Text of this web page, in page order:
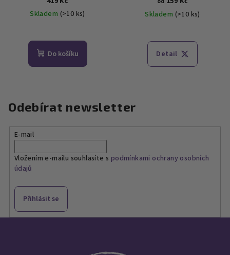
Skladem (>10 ks)
hodnocení
produktu
hvězdiček.
Do košíku
Skladem (>10 ks)
hodnocení
produktu
Detail
Odebírat newsletter
E-mail
Vložením e-mailu souhlasíte s podmínkami ochrany osobních
údajů
Přihlásit se